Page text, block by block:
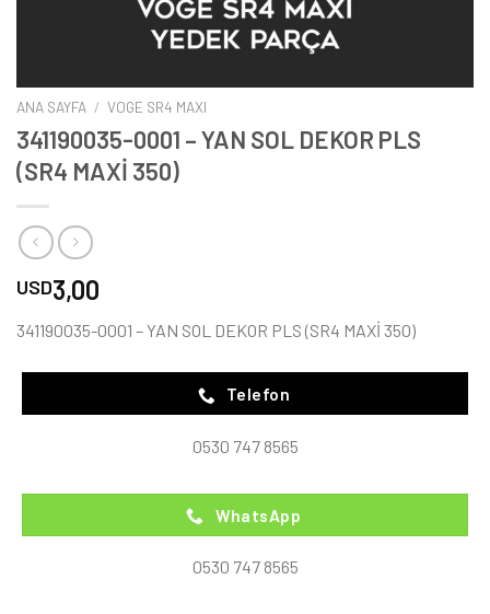
ANA SAYFA / VOGE SR4 MAXI
341190035-0001 – YAN SOL DEKOR PLS
(SR4 MAXİ 350)
USD3,00
341190035-0001 – YAN SOL DEKOR PLS (SR4 MAXİ 350)
Telefon
0530 747 8565
WhatsApp
0530 747 8565